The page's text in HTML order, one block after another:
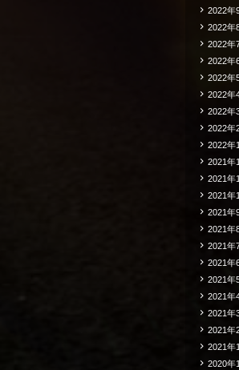
2022年
2022年
2022年
2022年
2022年
2022年
2022年
2022年
2022年
2021年
2021年
2021年
2021年
2021年
2021年
2021年
2021年
2021年
2021年
2021年
2021年
2020年